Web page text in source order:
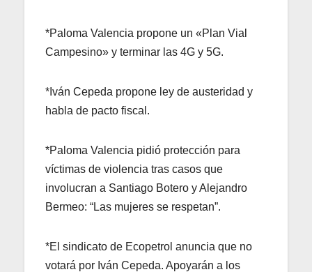
*Paloma Valencia propone un «Plan Vial
Campesino» y terminar las 4G y 5G.
*Iván Cepeda propone ley de austeridad y
habla de pacto fiscal.
*Paloma Valencia pidió protección para
víctimas de violencia tras casos que
involucran a Santiago Botero y Alejandro
Bermeo: “Las mujeres se respetan”.
*El sindicato de Ecopetrol anuncia que no
votará por Iván Cepeda. Apoyarán a los